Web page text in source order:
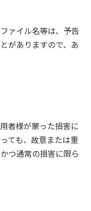
ァイル名等は、予告
がありますので、あ
者様が蒙った損害に
ても、故意または重
つ通常の損害に限ら